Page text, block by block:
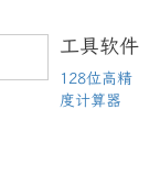
工具软件
128位高精
度计算器